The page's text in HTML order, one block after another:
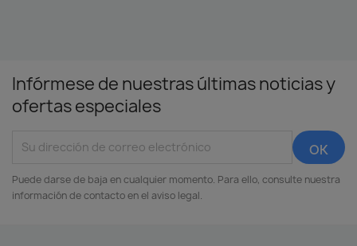
Infórmese de nuestras últimas noticias y
ofertas especiales
Puede darse de baja en cualquier momento. Para ello, consulte nuestra
información de contacto en el aviso legal.